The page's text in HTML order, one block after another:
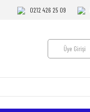
0212 426 25 09
Üye Girişi